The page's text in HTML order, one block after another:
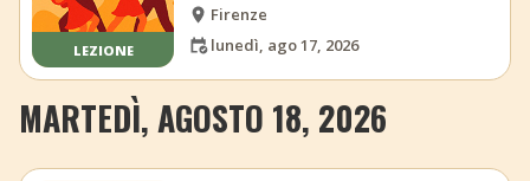
LEZIONE
Firenze
lunedì, ago 17, 2026
MARTEDÌ, AGOSTO 18, 2026